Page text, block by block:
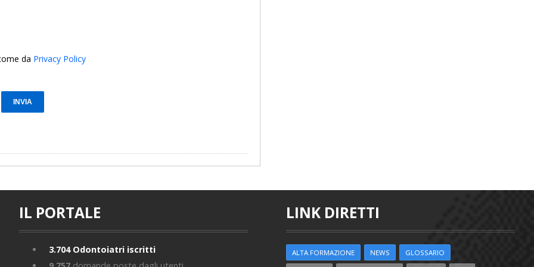
da Privacy Policy
IL PORTALE
3.704Odontoiatri iscritti
LINK DIRETTI
ALTA FORMAZIONE NEWS GLOSSARIO